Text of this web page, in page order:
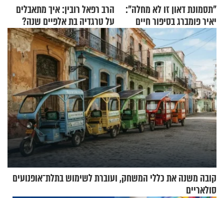
"תסמונת דאון זו לא מחלה":
יאיר פומברג בסיפור חיים
מעורר השראה
הרב רפאל רובין: איך מתאבלים
על טרגדיה בת אלפיים שנה?
קובה משנה את כללי המשחק, ועוברת לשימוש בתלת־אופנועים
סולאריים